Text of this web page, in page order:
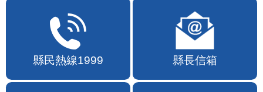
縣民熱線1999 縣長信箱